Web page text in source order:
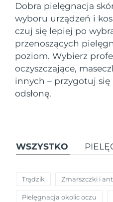
Dobra pielęgnacja
wyboru urządzeń i
czuj się lepiej po
przenoszących
poziom. Wybierz
oczyszczające,
innych – przygotuj się
odsłonę.
WSZYSTKO
Trądzik Zmarszczki i
Pielęgnacja okolic oczu
FAQ™ Dual LED Panel
POPULARNY
Stany Zjednoczone
Wielka Brytania
Hiszpania
Kanada